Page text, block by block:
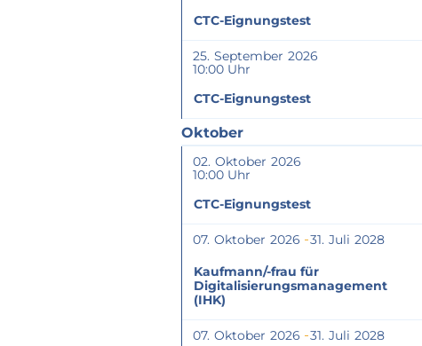
CTC-Eignungstest
2026
25 September
10:00
CTC-Eignungstest
Oktober
2026
02 Oktober
10:00
CTC-Eignungstest
2026
07 Oktober 2028
31 Juli
Kaufmann/-frau für
Digitalisierungsmanagement
(IHK)
2026
07 Oktober 2028
31 Juli